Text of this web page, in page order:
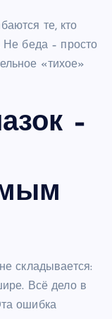
те, кто
Не беда – просто
«тихое»
–
складывается:
Всё дело в
ошибка